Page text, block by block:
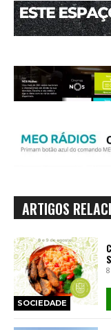
ARTIGOS
SOCIEDADE